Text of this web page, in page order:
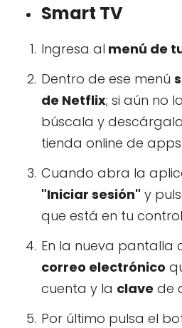
Smart TV
Ingresa al menú de
Dentro de ese menú
de Netflix; si aún no
búscala y
tienda online de
Cuando abra la
"Iniciar sesión" y
que está en tu
En la nueva pantalla
correo electrónico
cuenta y la clave de
Por último pulsa el